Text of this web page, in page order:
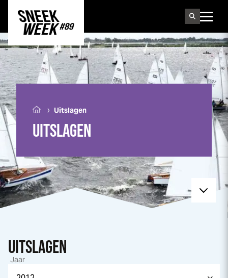
UITSLAGEN
› Uitslagen
UITSLAGEN
Jaar